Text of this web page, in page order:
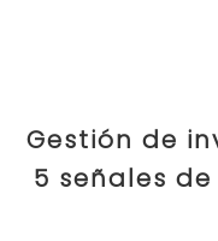
Gestión de
5 señales